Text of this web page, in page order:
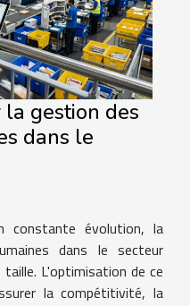
gestion des
dans le
constante évolution, la
dans le secteur
L'optimisation de ce
la compétitivité, la